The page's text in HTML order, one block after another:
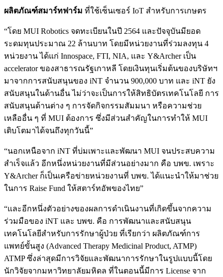
ผลิตภัณฑ์สมาร์ทฟาร์ม ที่ใช้เซ็นเซอร์ IoT สำหรับการเกษตร
“โดย MUI Robotics จดทะเบียนในปี 2564 และปัจจุบันมียอด
ระดมทุนประมาณ 22 ล้านบาท โดยมีหน่วยงานที่ร่วมลงทุน 4
หน่วยงาน ได้แก่ Innospace, FTI, NIA, และ Y&Archer เป็น
accelerator ของสาธารณรัฐเกาหลี โดยเงินทุนเริ่มต้นของบริษัทฯ
มาจากการสนับสนุนของ iNT จำนวน 900,000 บาท และ iNT ยัง
สนับสนุนในด้านอื่น ไม่ว่าจะเป็นการให้สิทธิบัตรเทคโนโลยี การ
สนับสนุนด้านต่าง ๆ การจัดกิจกรรมสัมมนา หรือความช่วย
เหลืออื่น ๆ ที่ MUI ต้องการ ซึ่งมีส่วนสำคัญในการทำให้ MUI
เติบโตมาได้จนถึงทุกวันนี้”
“นอกเหนือจาก iNT ที่บ่มเพาะและพัฒนา MUI จนประสบความ
สำเร็จแล้ว อีกหนึ่งหน่วยงานที่มีส่วนอย่างมาก คือ บพข. เพราะ
Y&Archer ก็เป็นเครือข่ายหน่วยงานที่ บพข. ได้แนะนำให้มาช่วย
ในการ Raise Fund ให้สตาร์ทอัพของไทย”
“และอีกหนึ่งตัวอย่างของผลการดำเนินงานที่เกิดขึ้นจากความ
ร่วมมือของ iNT และ บพข. คือ การพัฒนาและสนับสนุน
เทคโนโลยีสำหรับการรักษาผู้ป่วย ที่เรียกว่า ผลิตภัณฑ์การ
แพทย์ขั้นสูง (Advanced Therapy Medicinal Product, ATMP)
ATMP ซึ่งล่าสุดมีการวิจัยและพัฒนาการรักษาในรูปแบบนี้โดย
นักวิจัยจากมหาวิทยาลัยมหิดล ที่ในตอนนี้มีการ License จาก